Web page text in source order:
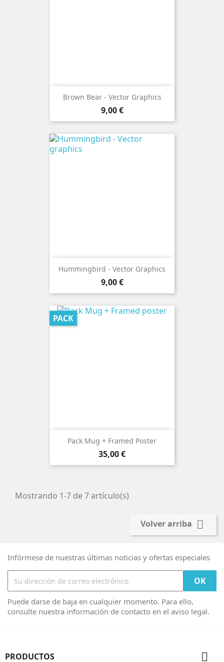
Brown Bear - Vector Graphics
Precio
9,00 €
Hummingbird - Vector Graphics
Precio
9,00 €
Pack Mug + Framed Poster
Precio
35,00 €
PACK
Mostrando 1-7 de 7 artículo(s)
Volver arriba 
Infórmese de nuestras últimas noticias y ofertas especiales
Puede darse de baja en cualquier momento. Para ello,
consulte nuestra información de contacto en el aviso legal.
PRODUCTOS 